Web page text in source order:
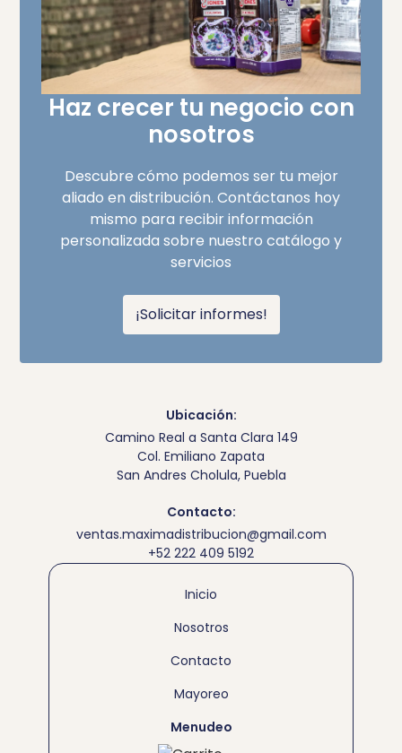
Haz crecer tu negocio con
nosotros
Descubre cómo podemos ser tu mejor
aliado en distribución. Contáctanos hoy
mismo para recibir información
personalizada sobre nuestro catálogo y
servicios
¡Solicitar informes!
Ubicación:
Camino Real a Santa Clara 149
Col. Emiliano Zapata
San Andres Cholula, Puebla
Contacto:
ventas.maximadistribucion@gmail.com
+52 222 409 5192
Inicio
Nosotros
Contacto
Mayoreo
Menudeo